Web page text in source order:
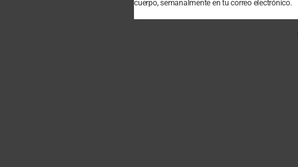
cuerpo, semanalmente en tu correo electrónico.